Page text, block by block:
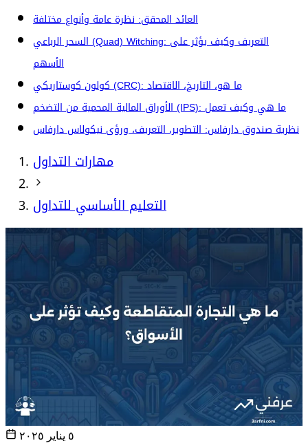
العائد المحقق: نظرة عامة وأنواع مختلفة
السحر الرباعي (Quad) Witching: التعريف وكيف يؤثر على
الأسهم
كولون كوستاريكي (CRC): ما هو، التاريخ، الاقتصاد
الأوراق المالية المحمية من التضخم (IPS): ما هي وكيف تعمل
نظرية صندوق دارفاس: التطوير، التعريف، ورؤى نيكولاس دارفاس
مهارات التداول
التعليم الأساسي للتداول
٥ يناير ٢٠٢٥